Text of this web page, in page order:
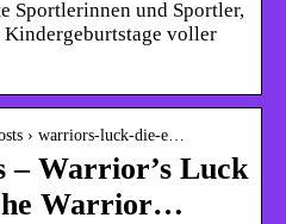
Sportlerinnen und Sportler,
Kindergeburtstage voller
› warriors-luck-die-e…
– Warrior’s Luck
Warrior…